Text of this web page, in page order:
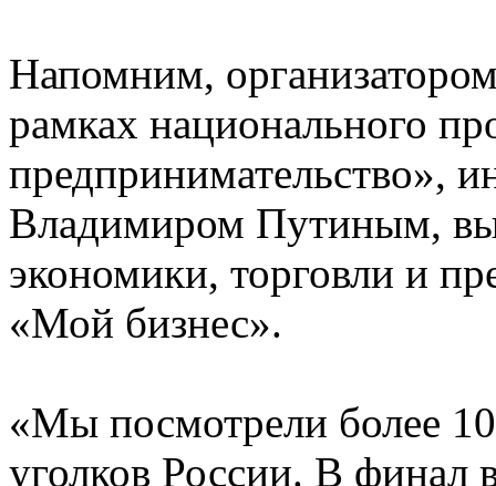
Напомним,
рамках национального
предпринимательство»,
Владимиром Путиным,
экономики, торговли и
«Мой бизнес».
«Мы посмотрели более
уголков России. В финал